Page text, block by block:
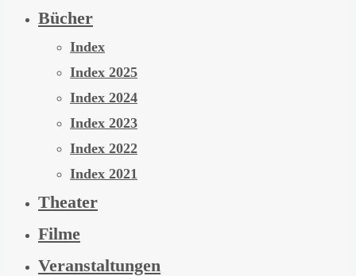
Bücher
Index
Index 2025
Index 2024
Index 2023
Index 2022
Index 2021
Theater
Filme
Veranstaltungen